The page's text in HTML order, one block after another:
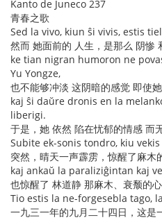
Kanto de Juneco 237
青春之歌
Sed la vivo, kiun ŝi vivis, estis
然而 她面前的 人生，是那么 阴惨
ke tian nigran humoron ne
Yu Yongze,
也不能够冲淡 这阴暗的感觉 即使
kaj ŝi daŭre dronis en la
liberigi.
于是，她 依然 陷在忧郁的情感 而
Subite ek-sonis tondro, kiu
突然，晴天一声霹雳，惊醒了麻木
kaj ankaŭ la paraliziĝintan kaj
也惊醒了 林道静 那麻木、衰颓的心
Tio estis la ne-forgesebla tago,
一九三一年的九月二十四日，这是